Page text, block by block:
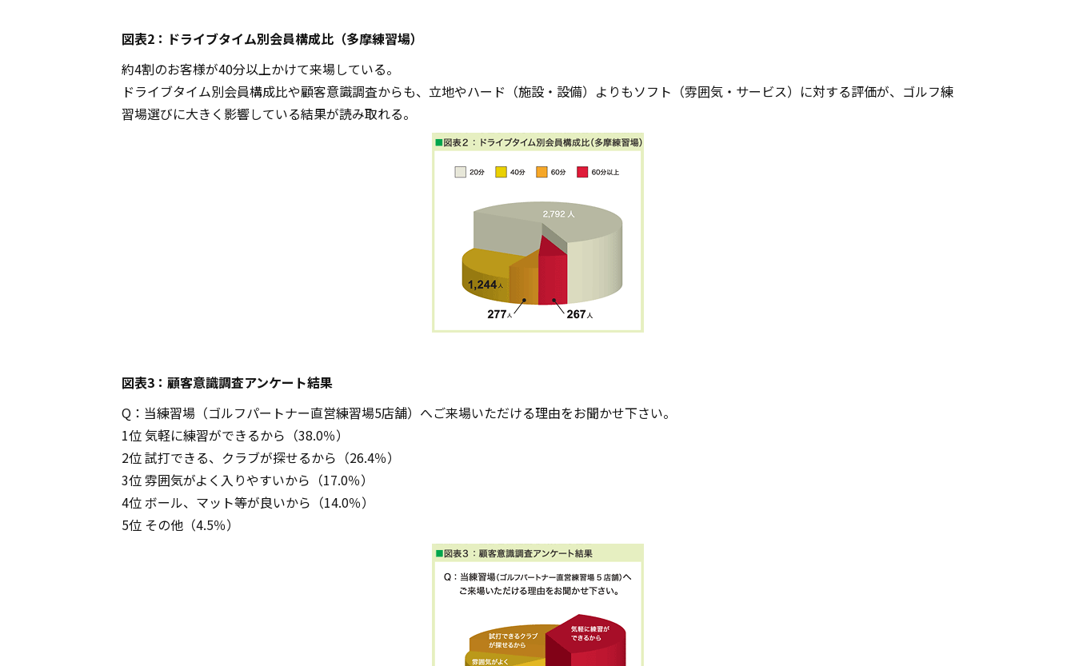
図表2：ドライブタイム別会員構成比（多摩練習場）
約4割のお客様が40分以上かけて来場している。
ドライブタイム別会員構成比や顧客意識調査からも、立地やハード（施設・設備）よりもソフト（雰囲気・サービス）に対する評価が、ゴルフ練
習場選びに大きく影響している結果が読み取れる。
図表3：顧客意識調査アンケート結果
Q：当練習場（ゴルフパートナー直営練習場5店舗）へご来場いただける理由をお聞かせ下さい。
1位 気軽に練習ができるから（38.0％）
2位 試打できる、クラブが探せるから（26.4％）
3位 雰囲気がよく入りやすいから（17.0％）
4位 ボール、マット等が良いから（14.0％）
5位 その他（4.5％）